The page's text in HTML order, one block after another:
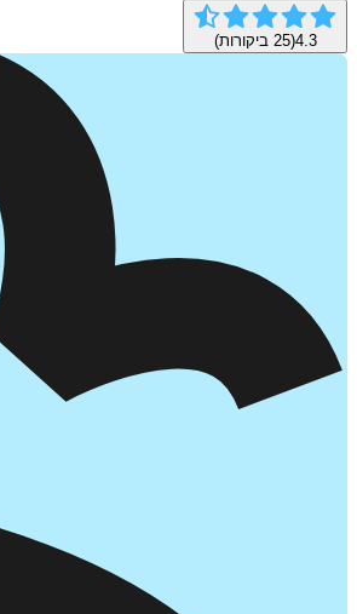
4.3
(
25 ביקורות)